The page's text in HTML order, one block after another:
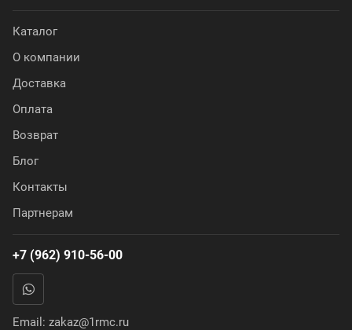
Каталог
О компании
Доставка
Оплата
Возврат
Блог
Контакты
Партнерам
+7 (962) 910-56-00
Email: zakaz@1rmc.ru